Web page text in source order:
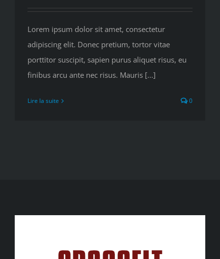
Lorem ipsum dolor sit amet, consectetur
adipiscing elit. Donec pretium, tortor vitae
porttitor suscipit, sapien purus aliquet risus, eu
finibus arcu ante nec risus. Mauris [...]
Lire la suite 0